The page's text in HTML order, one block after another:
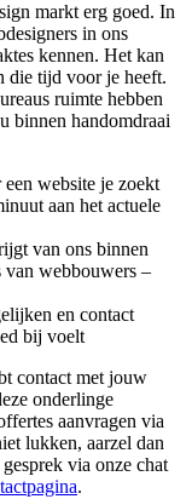
markt erg goed. In
in ons
kennen. Het kan
die tijd voor je heeft.
ruimte hebben
binnen handomdraai
website je zoekt
aan het actuele
van ons binnen
webbouwers –
en contact
bij voelt
contact met jouw
onderlinge
aanvragen via
lukken, aarzel dan
via onze chat
.